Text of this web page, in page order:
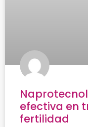
efectiva en
fertilidad